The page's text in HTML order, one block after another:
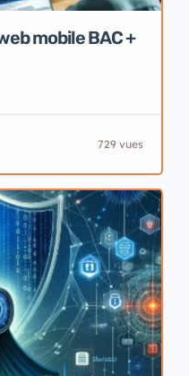
mobile BAC +
729 vues